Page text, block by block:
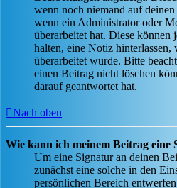
wenn noch niemand auf
wenn ein Administrator oder
überarbeitet hat. Diese können
halten, eine Notiz hinterlassen,
überarbeitet wurde. Bitte
einen Beitrag nicht löschen
darauf geantwortet hat.
Nach oben
Wie kann ich meinem Beitrag eine
Um eine Signatur an deinen
zunächst eine solche in den
persönlichen Bereich